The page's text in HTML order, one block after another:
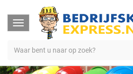
Toggle
navigation